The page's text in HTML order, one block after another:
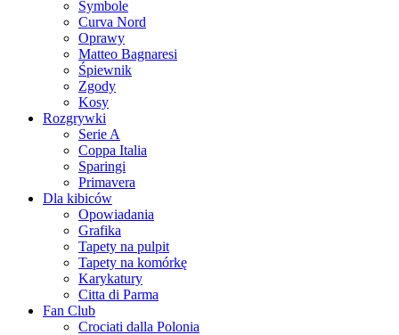
Symbole
Curva Nord
Oprawy
Matteo Bagnaresi
Śpiewnik
Zgody
Kosy
Rozgrywki
Serie A
Coppa Italia
Sparingi
Primavera
Dla kibiców
Opowiadania
Grafika
Tapety na pulpit
Tapety na komórkę
Karykatury
Citta di Parma
Fan Club
Crociati dalla Polonia